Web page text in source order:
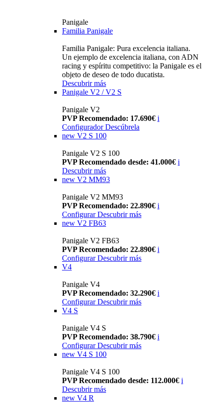
Panigale
Familia Panigale
Familia Panigale: Pura excelencia italiana.
Un ejemplo de excelencia italiana, con ADN
racing y espíritu competitivo: la Panigale es el
objeto de deseo de todo ducatista.
Descubrir más
Panigale V2 / V2 S
Panigale V2
PVP Recomendado: 17.690€ i
Configurador Descúbrela
new V2 S 100
Panigale V2 S 100
PVP Recomendado desde: 41.000€ i
Descubrir más
new V2 MM93
Panigale V2 MM93
PVP Recomendado: 22.890€ i
Configurar Descubrir más
new V2 FB63
Panigale V2 FB63
PVP Recomendado: 22.890€ i
Configurar Descubrir más
V4
Panigale V4
PVP Recomendado: 32.290€ i
Configurar Descubrir más
V4 S
Panigale V4 S
PVP Recomendado: 38.790€ i
Configurar Descubrir más
new V4 S 100
Panigale V4 S 100
PVP Recomendado desde: 112.000€ i
Descubrir más
new V4 R